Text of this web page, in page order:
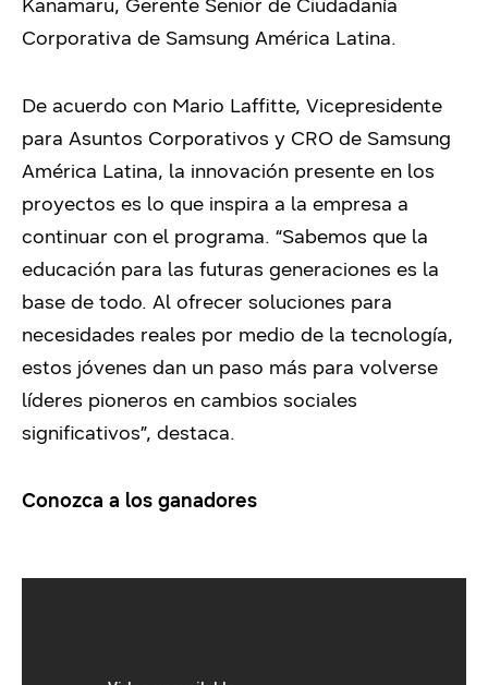
Kanamaru, Gerente Senior de Ciudadanía
Corporativa de Samsung América Latina.
De acuerdo con Mario Laffitte, Vicepresidente
para Asuntos Corporativos y CRO de Samsung
América Latina, la innovación presente en los
proyectos es lo que inspira a la empresa a
continuar con el programa. “Sabemos que la
educación para las futuras generaciones es la
base de todo. Al ofrecer soluciones para
necesidades reales por medio de la tecnología,
estos jóvenes dan un paso más para volverse
líderes pioneros en cambios sociales
significativos”, destaca.
Conozca a los ganadores